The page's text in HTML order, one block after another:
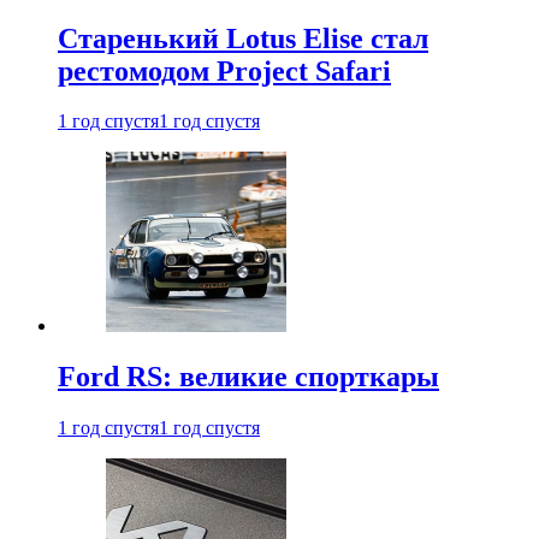
Старенький Lotus Elise стал
рестомодом Project Safari
1 год спустя1 год спустя
Ford RS: великие спорткары
1 год спустя1 год спустя